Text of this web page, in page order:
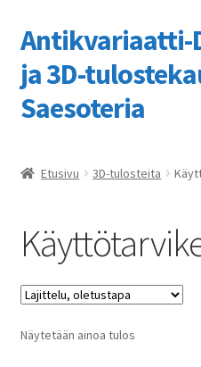
Siirry
navigointiin
Siirry
sisältöön
Antikvariaatti-
ja 3D-
Saesoteria
Kassa
Kaupan ohje
Kauppa
Etusivu 3D-tulosteita
Näytetään ainoa tulos